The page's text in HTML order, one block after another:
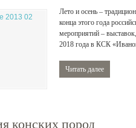
Лето и осень –
конца этого года
мероприятий –
2018 года в КСК
Читать далее
конских пород